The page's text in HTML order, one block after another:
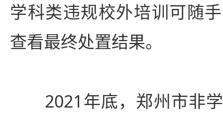
学科类违规校外培训可随
查看最终处置结果。
2021年底，郑州市非学